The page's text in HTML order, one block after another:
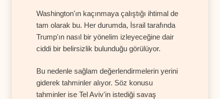
Washington'ın kaçınmaya çalıştığı ihtimal de
tam olarak bu. Her durumda, İsrail tarafında
Trump'ın nasıl bir yönelim izleyeceğine dair
ciddi bir belirsizlik bulunduğu görülüyor.
Bu nedenle sağlam değerlendirmelerin yerini
giderek tahminler alıyor. Söz konusu
tahminler ise Tel Aviv'in istediği savaş